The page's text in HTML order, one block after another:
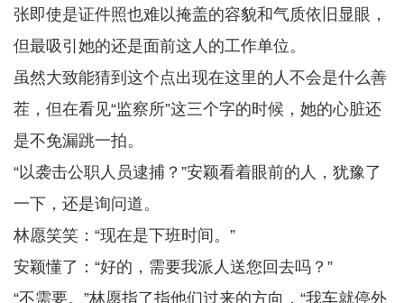
张即使是证件照也难以掩盖的容貌和气质依旧显眼，
但最吸引她的还是面前这人的工作单位。
虽然大致能猜到这个点出现在这里的人不会是什么善
茬，但在看见“监察所”这三个字的时候，她的心脏还
是不免漏跳一拍。
“以袭击公职人员逮捕？”安颖看着眼前的人，犹豫了
一下，还是询问道。
林愿笑笑：“现在是下班时间。”
安颖懂了：“好的，需要我派人送您回去吗？”
“不需要。”林愿指了指他们过来的方向，“我车就停外